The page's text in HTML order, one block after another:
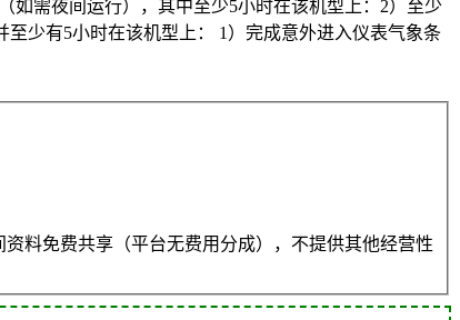
如需夜间运行），其中至少5小时在该机型上：2）至少
少有5小时在该机型上： 1）完成意外进入仪表气象条
料免费共享（平台无费用分成），不提供其他经营性